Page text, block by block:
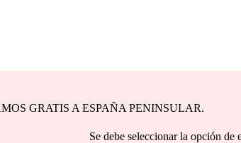
GRATIS A ESPAÑA PENINSULAR.
seleccionar la opción de envío